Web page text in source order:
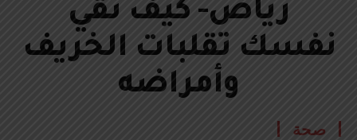
رياض- كيف تقي
نفسك تقلبات الخريف
وأمراضه
صحة